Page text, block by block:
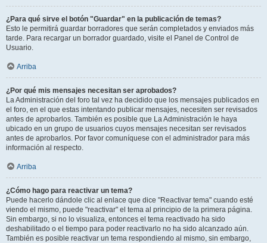
¿Para qué sirve el botón "Guardar" en la publicación de temas?
Esto le permitirá guardar borradores que serán completados y enviados más
tarde. Para recargar un borrador guardado, visite el Panel de Control de
Usuario.
Arriba
¿Por qué mis mensajes necesitan ser aprobados?
La Administración del foro tal vez ha decidido que los mensajes publicados en
el foro, en el que estas intentando publicar mensajes, necesiten ser revisados
antes de aprobarlos. También es posible que La Administración le haya
ubicado en un grupo de usuarios cuyos mensajes necesitan ser revisados
antes de aprobarlos. Por favor comuníquese con el administrador para más
información al respecto.
Arriba
¿Cómo hago para reactivar un tema?
Puede hacerlo dándole clic al enlace que dice "Reactivar tema" cuando esté
viendo el mismo, puede "reactivar" el tema al principio de la primera página.
Sin embargo, si no lo visualiza, entonces el tema reactivado ha sido
deshabilitado o el tiempo para poder reactivarlo no ha sido alcanzado aún.
También es posible reactivar un tema respondiendo al mismo, sin embargo,